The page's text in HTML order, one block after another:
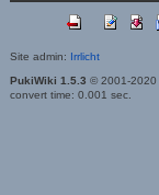
Site admin: Irrlicht
PukiWiki 1.5.3 © 2001-2020
convert time: 0.001 sec.